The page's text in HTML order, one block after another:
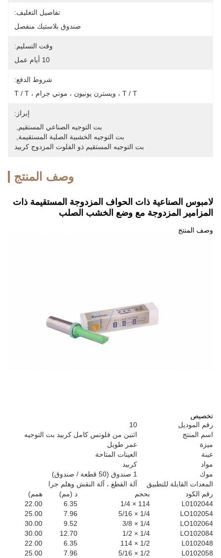
تفاصيل التغليف:
صندوق بلاستيك منفصل
وقت التسليم:
10 أيام عمل
شروط الدفع:
T / T ، ويسترن يونيون ، موني جرام ، T / T
إبراز:
بت التوجيه الصناعي المستقيم
بت التوجيه الخشبية الصلبة المستقيمة
بت التوجيه المستقيم ذو الفلوت المزدوج كربيد
وصف المنتج
لامبوس الصناعية ذات الحواف المزدوجة المستقيمة ذات
المزامير المزدوجة مع وضع الخشب الصلب
وصف المنتج
تخصيص
رقم الموديل
10
اسم المنتج
اثنين من فلوتس كامل كربيد بت التوجيه
ميزة
عمر طويل
عينة
العينات المتاحة
مواد
كربيد
موك
1 صندوق (50 قطعة / صندوق)
المعدات القابلة للتطبيق
آلة القطع ، آلة النقش وهلم جرا
رقم الكود
بحجم د (مم)
همم)
L0102044
114 × 1/4
6.35
22.00
LO102054
1/4 × 5/16
7.96
25.00
LO102064
1/4 × 3/8
9.52
30.00
LO102084
1/4 × 1/2
12.70
30.00
L0102048
1/2 × 114
6.35
22.00
L0102058
1/2 × 5/16
7.96
25.00